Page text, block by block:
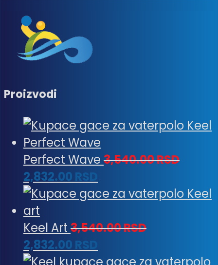
Proizvodi
Perfect Wave 3,540.00RSD
2,832.00 RSD
Keel Art 3,540.00RSD
2,832.00 RSD